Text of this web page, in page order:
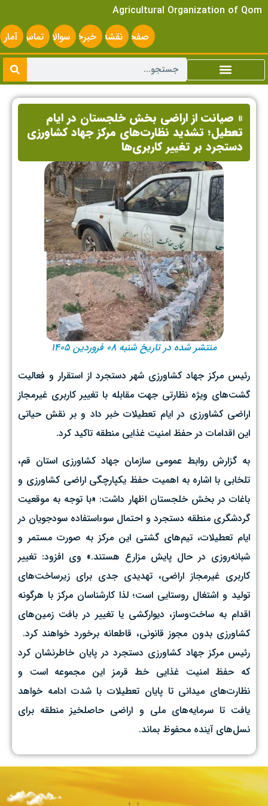
Agricultural Organization of Qom
صفحه
اصلی
نقشه
سایت
خبرخوانسوالات
متداول
تماس
با ما
آمار
» صیانت از اراضی بخش خلجستان در ایام
تعطیل؛ تشدید نظارت‌های مرکز جهاد کشاورزی
دستجرد بر تغییر کاربری‌ها ‌
منتشر شده در تاریخ شنبه ۰۸ فروردین ۱۴۰۵
رئیس مرکز جهاد کشاورزی شهر دستجرد از استقرار و فعالیت
گشت‌های ویژه نظارتی جهت مقابله با تغییر کاربری غیرمجاز
اراضی کشاورزی در ایام تعطیلات خبر داد و بر نقش حیاتی
این اقدامات در حفظ امنیت غذایی منطقه تاکید کرد. ‌
به گزارش روابط عمومی سازمان جهاد کشاورزی استان قم،
تلخابی با اشاره به اهمیت حفظ یکپارچگی اراضی کشاورزی و
باغات در بخش خلجستان اظهار داشت: «با توجه به موقعیت
گردشگری منطقه دستجرد و احتمال سوءاستفاده سودجویان در
ایام تعطیلات، تیم‌های گشتی این مرکز به صورت مستمر و
شبانه‌روزی در حال پایش مزارع هستند.» وی افزود: تغییر
کاربری غیرمجاز اراضی، تهدیدی جدی برای زیرساخت‌های
تولید و اشتغال روستایی است؛ لذا کارشناسان مرکز با هرگونه
اقدام به ساخت‌وساز، دیوارکشی یا تغییر در بافت زمین‌های
کشاورزی بدون مجوز قانونی، قاطعانه برخورد خواهند کرد. ‌
رئیس مرکز جهاد کشاورزی دستجرد در پایان خاطرنشان کرد
که حفظ امنیت غذایی خط قرمز این مجموعه است و
نظارت‌های میدانی تا پایان تعطیلات با شدت ادامه خواهد
یافت تا سرمایه‌های ملی و اراضی حاصلخیز منطقه برای
نسل‌های آینده محفوظ بماند.